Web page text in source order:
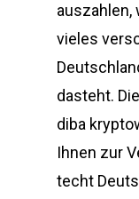
auszahlen,
vieles
dasteht.
diba
Ihnen zur
techt